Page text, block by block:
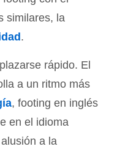
similares, la
.
rápido. El
a un ritmo más
, footing en inglés
en el idioma
a la